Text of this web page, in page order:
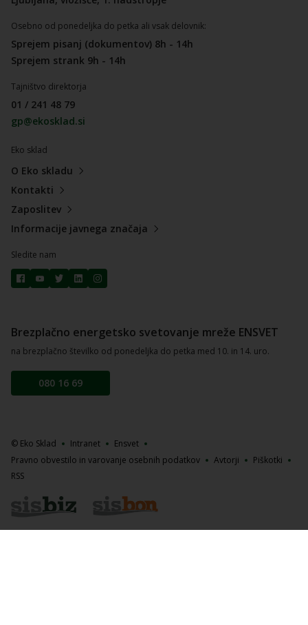
Osebno od ponedeljka do petka ali vsak delovnik:
Sprejem pisanj (dokumentov) 8h - 14h
Sprejem strank 9h - 14h
Tajništvo direktorja
01 / 241 48 79
gp@ekosklad.si
Eko sklad
O Eko skladu
Kontakti
Zaposlitev
Informacije javnega značaja
Sledite nam
Brezplačno energetsko svetovanje mreže ENSVET
na brezplačno številko od ponedeljka do petka med 10. in 14. uro.
080 16 69
© Eko Sklad Intranet
Ensvet
Pravno obvestilo in varovanje osebnih podatkov
Avtorji
Piškotki
RSS